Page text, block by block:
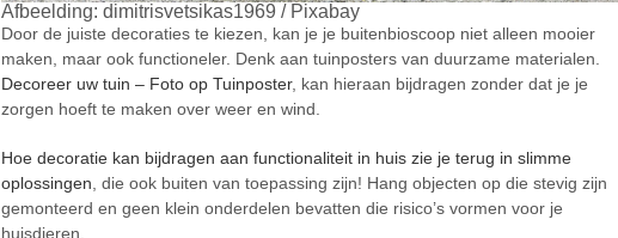
Afbeelding: dimitrisvetsikas1969 / Pixabay
Door de juiste decoraties te kiezen, kan je je buitenbioscoop niet alleen mooier
maken, maar ook functioneler. Denk aan tuinposters van duurzame materialen.
Decoreer uw tuin – Foto op Tuinposter, kan hieraan bijdragen zonder dat je je
zorgen hoeft te maken over weer en wind.
Hoe decoratie kan bijdragen aan functionaliteit in huis zie je terug in slimme
oplossingen, die ook buiten van toepassing zijn! Hang objecten op die stevig zijn
gemonteerd en geen klein onderdelen bevatten die risico’s vormen voor je
huisdieren.